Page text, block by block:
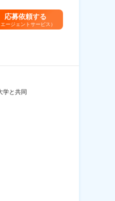
応募依頼する
エージェントサービス）
学と共同